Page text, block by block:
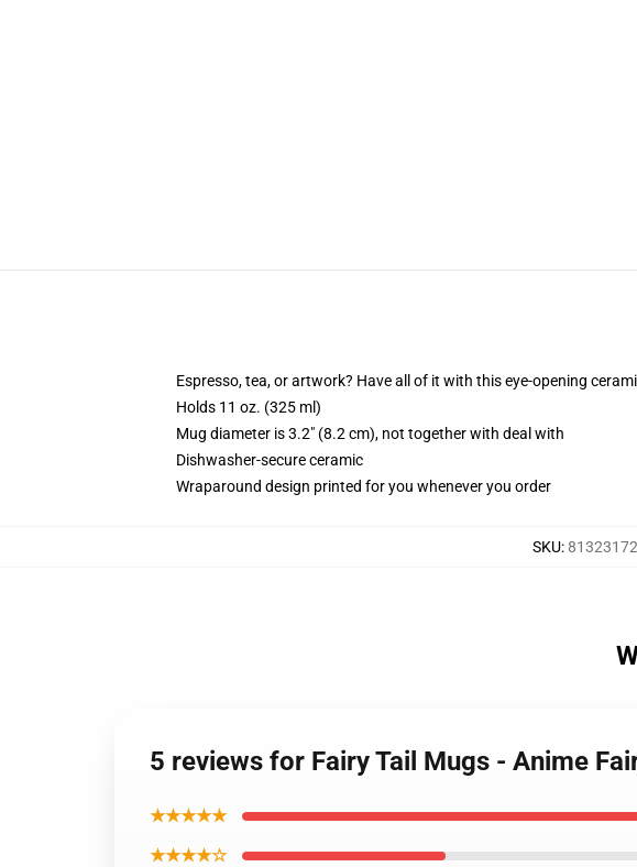
Espresso, tea, or artwork? Have all of it with this eye-opening
Holds 11 oz. (325 ml)
Mug diameter is 3.2" (8.2 cm), not together with deal with
Dishwasher-secure ceramic
Wraparound design printed for you whenever you order
SKU:
5 reviews for Fairy Tail Mugs - Anime
★★★★★
★★★★☆